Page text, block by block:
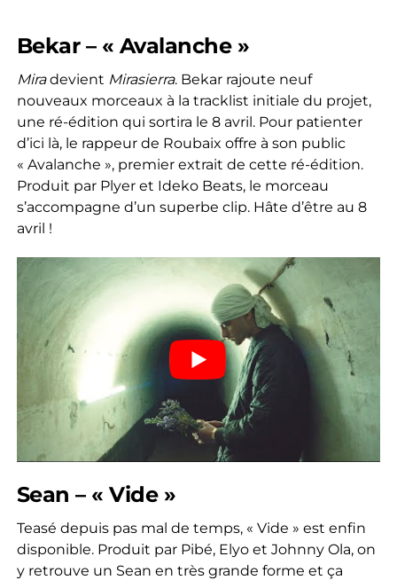
Bekar – « Avalanche »
Miradevient Mirasierra. Bekar rajoute neuf
nouveaux morceaux à la tracklist initiale du projet,
une ré-édition qui sortira le 8 avril. Pour patienter
d’ici là, le rappeur de Roubaix offre à son public
« Avalanche », premier extrait de cette ré-édition.
Produit par Plyer et Ideko Beats, le morceau
s’accompagne d’un superbe clip. Hâte d’être au 8
avril !
Sean – « Vide »
Teasé depuis pas mal de temps, « Vide » est enfin
disponible. Produit par Pibé, Elyo et Johnny Ola, on
y retrouve un Sean en très grande forme et ça